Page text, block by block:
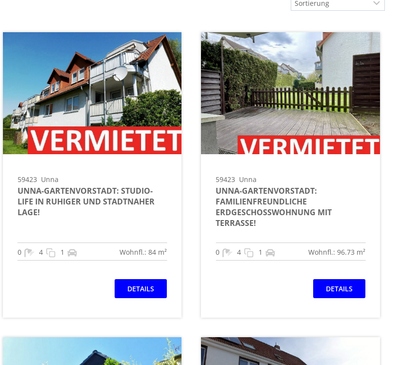
59423 Unna
UNNA-GARTENVORSTADT: STUDIO-
LIFE IN RUHIGER UND STADTNAHER
LAGE!
0 4 1 Wohnfl.: 84 m²
DETAILS
59423 Unna
UNNA-GARTENVORSTADT:
FAMILIENFREUNDLICHE
ERDGESCHOSSWOHNUNG MIT
TERRASSE!
0 4 1 Wohnfl.: 96.73 m²
DETAILS